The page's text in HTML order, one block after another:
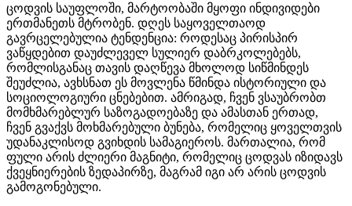
ცოდვის საუფლოში, მარტოობაში მყოფი ინდივიდები
ერთმანეთს მტრობენ. დღეს საყოველთაოდ
გავრცელებულია ტენდენცია: როდესაც პირისპირ
ვაწყდებით დაუძლეველ სულიერ დაბრკოლებებს,
რომლისგანაც თავის დაღწევა მხოლოდ სიწმინდეს
შეუძლია, ავხსნათ ეს მოვლენა წმინდა ისტორიული და
სოციოლოგიური ცნებებით. ამრიგად, ჩვენ ვსაუბრობთ
მომხმარებლურ საზოგადოებაზე და ამასთან ერთად,
ჩვენ გვაქვს მოხმარებული ბუნება, რომელიც ყოველთვის
უდანაკლისოდ გვიხდის სამაგიეროს. მართალია, რომ
ფული არის ძლიერი მაგნიტი, რომელიც ცოდვას იზიდავს
ქვეყნიერების ზედაპირზე, მაგრამ იგი არ არის ცოდვის
გამოგონებული.